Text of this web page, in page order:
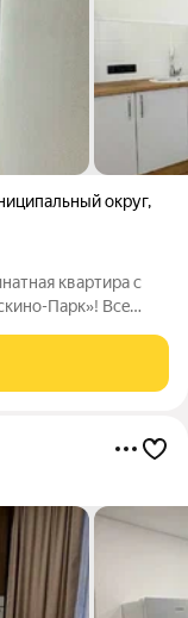
округ,
квартиpа c
Пaрк»! Всe
проект!!